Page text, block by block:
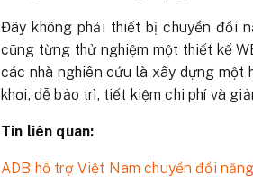
Đây không phải thiết bị chuyển đổi
cũng từng thử nghiệm một thiết kế
các nhà nghiên cứu là xây dựng một
khơi, dễ bảo trì, tiết kiệm chi phí và
Tin liên quan:
ADB hỗ trợ Việt Nam chuyển đổi